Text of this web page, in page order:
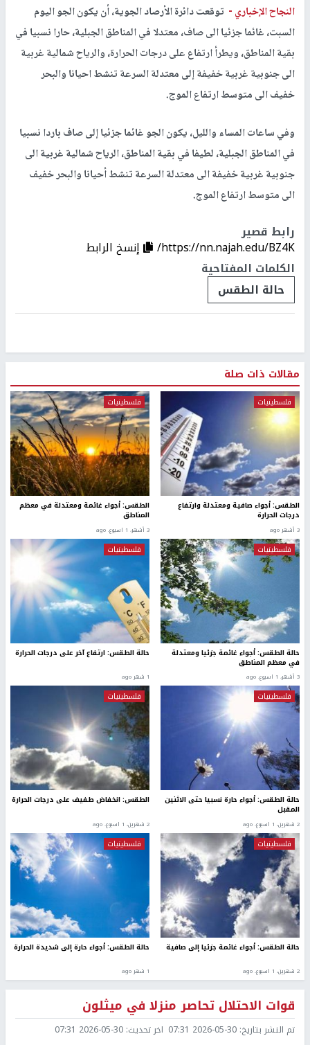
النجاح الإخباري - توقعت دائرة الأرصاد الجوية، أن يكون الجو اليوم
السبت، غائما جزئيا الى صاف، معتدلا في المناطق الجبلية، حارا نسبيا في
بقية المناطق، ويطرأ ارتفاع على درجات الحرارة، والرياح شمالية غربية
الى جنوبية غربية خفيفة إلى معتدلة السرعة تنشط احيانا والبحر
خفيف الى متوسط ارتفاع الموج.
وفي ساعات المساء والليل، يكون الجو غائما جزئيا إلى صاف باردا نسبيا
في المناطق الجبلية، لطيفا في بقية المناطق، الرياح شمالية غربية الى
جنوبية غربية خفيفة الى معتدلة السرعة تنشط أحيانا والبحر خفيف
الى متوسط ارتفاع الموج.
رابط قصير
https://nn.najah.edu/BZ4K/
إنسخ الرابط
الكلمات المفتاحية
حالة الطقس
مقالات ذات صلة
فلسطينيات
الطقس: أجواء صافية ومعتدلة وارتفاع
درجات الحرارة
3 أشهر ago
فلسطينيات
الطقس: أجواء غائمة ومعتدلة في معظم
المناطق
3 أشهر، 1 اسبوع. ago
فلسطينيات
حالة الطقس: أجواء غائمة جزئيا ومعتدلة
في معظم المناطق
3 أشهر، 1 اسبوع. ago
فلسطينيات
حالة الطقس: ارتفاع آخر على درجات الحرارة
1 شهر ago
فلسطينيات
حالة الطقس: أجواء حارة نسبيا حتى الاثنين
المقبل
2 شهرين، 1 اسبوع. ago
فلسطينيات
الطقس: انخفاض طفيف على درجات الحرارة
2 شهرين، 1 اسبوع. ago
فلسطينيات
حالة الطقس: أجواء غائمة جزئيا إلى صافية
2 شهرين، 1 اسبوع. ago
فلسطينيات
حالة الطقس: أجواء حارة إلى شديدة الحرارة
1 شهر ago
قوات الاحتلال تحاصر منزلا في ميثلون
تم النشر بتاريخ: 2026-05-30 07:31 اخر تحديث: 2026-05-30 07:31